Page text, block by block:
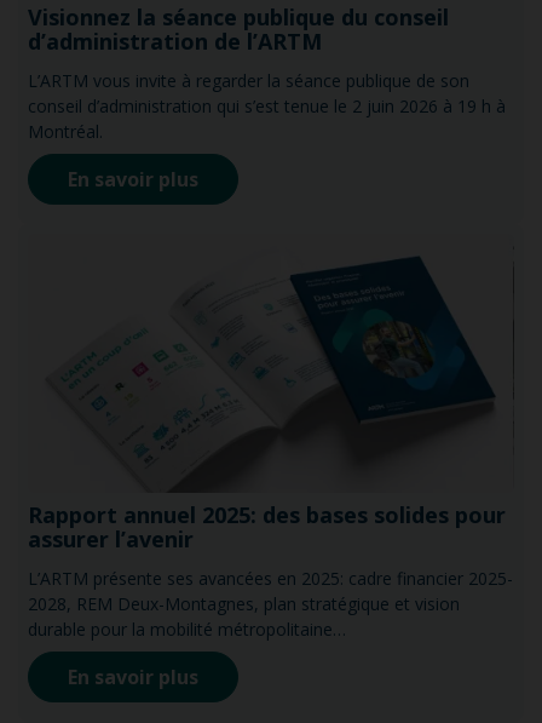
Visionnez la séance publique du conseil
d’administration de l’ARTM
L’ARTM vous invite à regarder la séance publique de son
conseil d’administration qui s’est tenue le 2 juin 2026 à 19 h à
Montréal.
En savoir plus
Rapport annuel 2025: des bases solides pour
assurer l’avenir
L’ARTM présente ses avancées en 2025: cadre financier 2025-
2028, REM Deux-Montagnes, plan stratégique et vision
durable pour la mobilité métropolitaine…
En savoir plus